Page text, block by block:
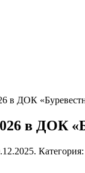
в ДОК
в ДОК
. Категория: